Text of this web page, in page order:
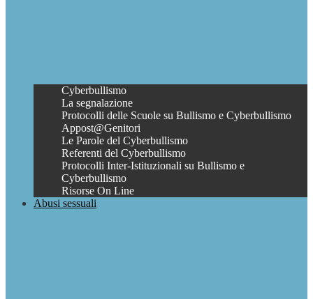
Cyberbullismo
La segnalazione
Protocolli delle Scuole su Bullismo e Cyberbullismo
Appost@Genitori
Le Parole del Cyberbullismo
Referenti del Cyberbullismo
Protocolli Inter-Istituzionali su Bullismo e
Cyberbullismo
Risorse On Line
Abusi sessuali